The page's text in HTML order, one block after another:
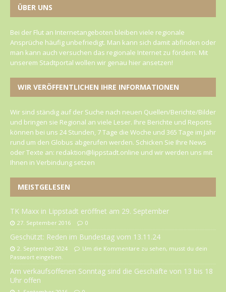
ÜBER UNS
Bei der Flut an Internetangeboten bleiben viele regionale
Ansprüche häufig unbefriedigt. Man kann sich damit abfinden oder
man kann auch versuchen das regionale Internet zu fördern. Mit
unserem Stadtportal wollen wir genau hier ansetzen!
WIR VERÖFFENTLICHEN IHRE INFORMATIONEN
Wir sind ständig auf der Suche nach neuen Quellen/Berichte/Bilder
und bringen sie Regional an viele Leser. Ihre Berichte und Reports
können bei uns 24 Stunden, 7 Tage die Woche und 365 Tage im Jahr
rund um den Globus abgerufen werden. Schicken Sie Ihre News
oder Texte an: redaktion@lippstadt.online und wir werden uns mit
Ihnen in Verbindung setzen
MEISTGELESEN
TK Maxx in Lippstadt eröffnet am 29. September
27. September 2016 0
Geschützt: Reden im Bundestag vom 13.11.24
2. September 2024
Um die Kommentare zu sehen, musst du dein
Passwort eingeben.
Am verkaufsoffenen Sonntag sind die Geschäfte von 13 bis 18
Uhr offen